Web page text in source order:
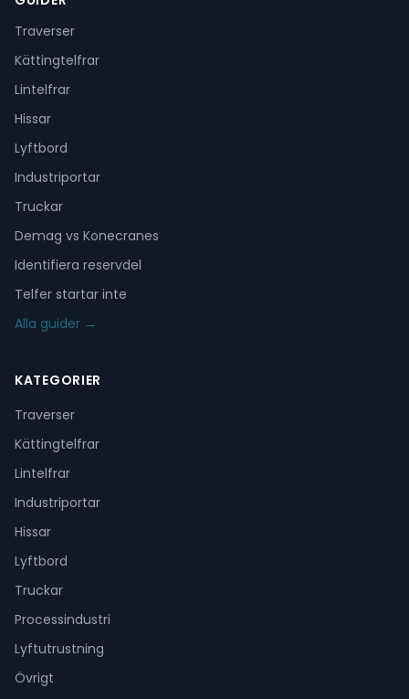
Traverser
Kättingtelfrar
Lintelfrar
Hissar
Lyftbord
Industriportar
Truckar
Demag vs Konecranes
Identifiera reservdel
Telfer startar inte
Alla guider →
KATEGORIER
Traverser
Kättingtelfrar
Lintelfrar
Industriportar
Hissar
Lyftbord
Truckar
Processindustri
Lyftutrustning
Övrigt